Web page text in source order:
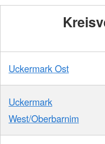
Uckermark Ost
Uckermark
West/Oberbarnim